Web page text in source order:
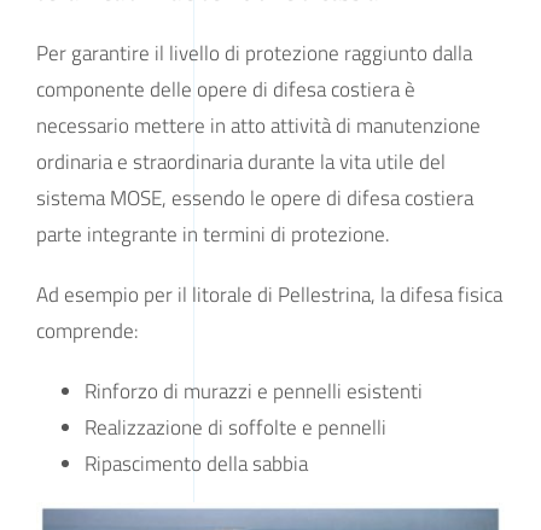
Per garantire il livello di protezione raggiunto dalla
componente delle opere di difesa costiera è
necessario mettere in atto attività di manutenzione
ordinaria e straordinaria durante la vita utile del
sistema MOSE, essendo le opere di difesa costiera
parte integrante in termini di protezione.
Ad esempio per il litorale di Pellestrina, la difesa fisica
comprende:
Rinforzo di murazzi e pennelli esistenti
Realizzazione di soffolte e pennelli
Ripascimento della sabbia